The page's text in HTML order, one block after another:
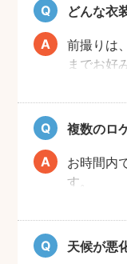
どんな衣
前撮りは
までお好
最近では
ジュアル
和装・ウ
でなく、
かぶった
り、ジャ
複数のロ
お時間内
す。
事前に撮
トグラフ
ムーズに
天候が悪